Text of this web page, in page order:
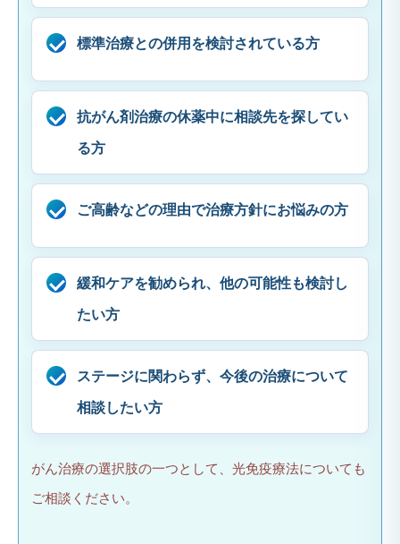
標準治療との併用を検討されている方
抗がん剤治療の休薬中に相談先を探してい
る方
ご高齢などの理由で治療方針にお悩みの方
緩和ケアを勧められ、他の可能性も検討し
たい方
ステージに関わらず、今後の治療について
相談したい方
がん治療の選択肢の一つとして、光免疫療法についても
ご相談ください。